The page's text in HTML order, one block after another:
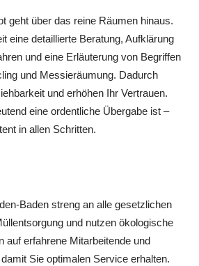
geht über das reine Räumen hinaus.
eine detaillierte Beratung, Aufklärung
und eine Erläuterung von Begriffen
und Messieräumung. Dadurch
und erhöhen Ihr Vertrauen.
eine ordentliche Übergabe ist –
in allen Schritten.
Baden streng an alle gesetzlichen
und nutzen ökologische
auf erfahrene Mitarbeitende und
Sie optimalen Service erhalten.